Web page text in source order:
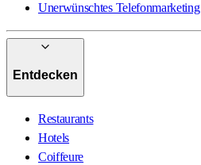
Unerwünschtes Telefonmarketing
Entdecken
Restaurants
Hotels
Coiffeure